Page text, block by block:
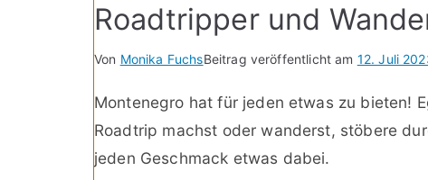
Roadtripper und
Von Monika FuchsBeitrag veröffentlicht am 12. Juli
Montenegro hat für jeden etwas zu bieten!
Roadtrip machst oder wanderst, stöbere
jeden Geschmack etwas dabei.